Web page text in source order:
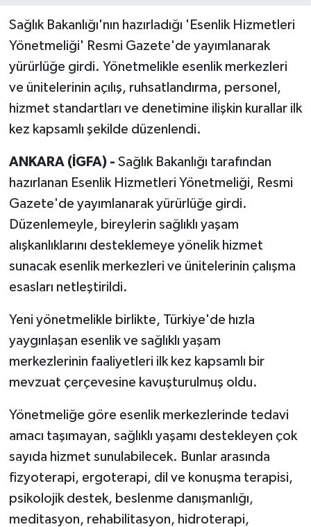
Sağlık Bakanlığı'nın hazırladığı 'Esenlik Hizmetleri
Yönetmeliği' Resmi Gazete'de yayımlanarak
yürürlüğe girdi. Yönetmelikle esenlik merkezleri
ve ünitelerinin açılış, ruhsatlandırma, personel,
hizmet standartları ve denetimine ilişkin kurallar ilk
kez kapsamlı şekilde düzenlendi.
ANKARA (İGFA) - Sağlık Bakanlığı tarafından
hazırlanan Esenlik Hizmetleri Yönetmeliği, Resmi
Gazete'de yayımlanarak yürürlüğe girdi.
Düzenlemeyle, bireylerin sağlıklı yaşam
alışkanlıklarını desteklemeye yönelik hizmet
sunacak esenlik merkezleri ve ünitelerinin çalışma
esasları netleştirildi.
Yeni yönetmelikle birlikte, Türkiye'de hızla
yaygınlaşan esenlik ve sağlıklı yaşam
merkezlerinin faaliyetleri ilk kez kapsamlı bir
mevzuat çerçevesine kavuşturulmuş oldu.
Yönetmeliğe göre esenlik merkezlerinde tedavi
amacı taşımayan, sağlıklı yaşamı destekleyen çok
sayıda hizmet sunulabilecek. Bunlar arasında
fizyoterapi, ergoterapi, dil ve konuşma terapisi,
psikolojik destek, beslenme danışmanlığı,
meditasyon, rehabilitasyon, hidroterapi,